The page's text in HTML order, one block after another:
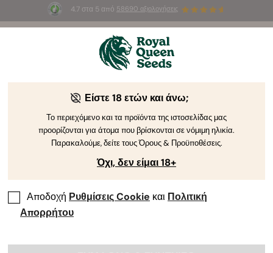
4.7 στα 5 από 58690 αξιολογήσεις
3 σπόρους White Widow AutoΔΩΡΕΑΝ για τους
Είστε 18 ετών και άνω;
Το περιεχόμενο και τα προϊόντα της ιστοσελίδας μας
προορίζονται για άτομα που βρίσκονται σε νόμιμη ηλικία.
Παρακαλούμε, δείτε τους Όρους & Προϋποθέσεις.
Όχι, δεν είμαι 18+
Αποδοχή Ρυθμίσεις Cookie και Πολιτική
Απορρήτου